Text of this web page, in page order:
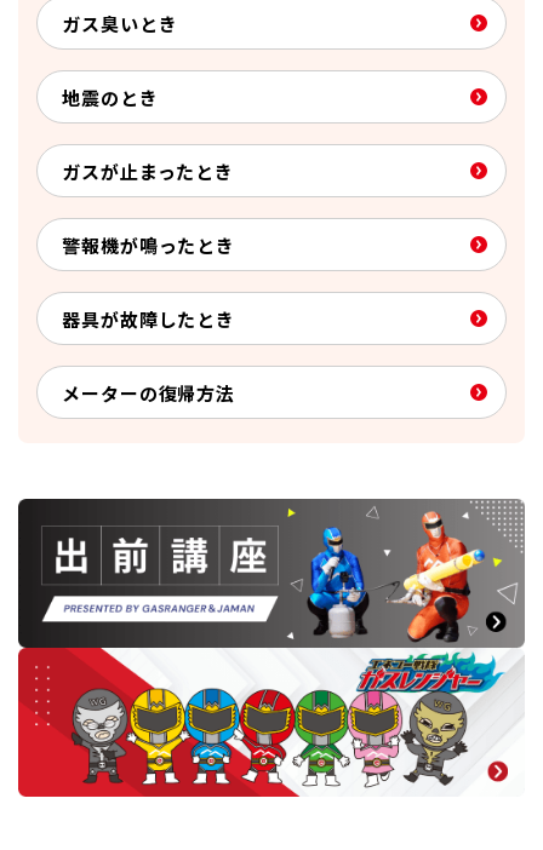
ガス臭いとき
地震のとき
ガスが止まったとき
警報機が鳴ったとき
器具が故障したとき
メーターの復帰方法